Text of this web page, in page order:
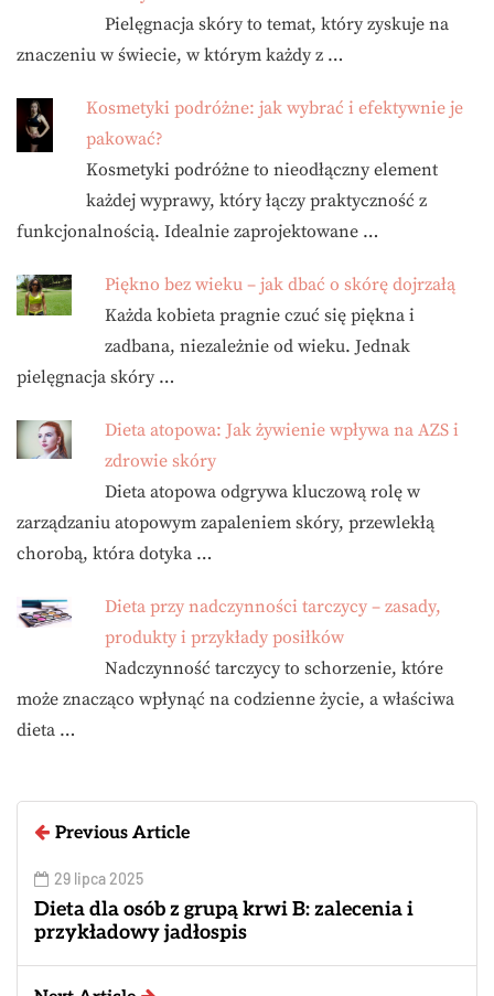
Pielęgnacja skóry to temat, który zyskuje na
znaczeniu w świecie, w którym każdy z …
Kosmetyki podróżne: jak wybrać i efektywnie je
pakować?
Kosmetyki podróżne to nieodłączny element
każdej wyprawy, który łączy praktyczność z
funkcjonalnością. Idealnie zaprojektowane …
Piękno bez wieku – jak dbać o skórę dojrzałą
Każda kobieta pragnie czuć się piękna i
zadbana, niezależnie od wieku. Jednak
pielęgnacja skóry …
Dieta atopowa: Jak żywienie wpływa na AZS i
zdrowie skóry
Dieta atopowa odgrywa kluczową rolę w
zarządzaniu atopowym zapaleniem skóry, przewlekłą
chorobą, która dotyka …
Dieta przy nadczynności tarczycy – zasady,
produkty i przykłady posiłków
Nadczynność tarczycy to schorzenie, które
może znacząco wpłynąć na codzienne życie, a właściwa
dieta …
Previous Article
29 lipca 2025
Dieta dla osób z grupą krwi B: zalecenia i
przykładowy jadłospis